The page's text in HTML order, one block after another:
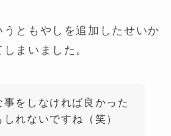
ともやしを追加したせいか
まいました。
事をしなければ良かった
れないですね（笑）